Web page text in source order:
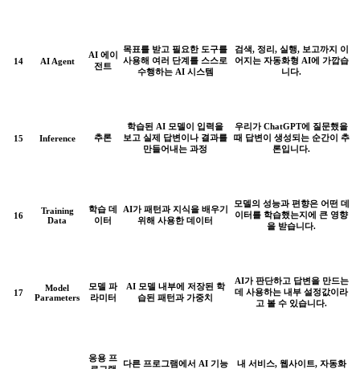
14 AI Agent
AI 에이
전트
목표를 받고 필요한 도구를
사용해 여러 단계를 스스로
수행하는 AI 시스템
검색, 정리, 실행, 보고까지 이
어지는 자동화형 AI에 가깝습
니다.
15 Inference 추론
학습된 AI 모델이 입력을
보고 실제 답변이나 결과를
만들어내는 과정
우리가 ChatGPT에 질문했을
때 답변이 생성되는 순간이 추
론입니다.
16
Training
Data
학습 데
이터
AI가 패턴과 지식을 배우기
위해 사용한 데이터
모델의 성능과 편향은 어떤 데
이터를 학습했는지에 큰 영향
을 받습니다.
17
Model
Parameters
모델 파
라미터
AI 모델 내부에 저장된 학
습된 패턴과 가중치
AI가 판단하고 답변을 만드는
데 사용하는 내부 설정값이라
고 볼 수 있습니다.
응용 프
다른 프로그램에서 AI 기능
내 서비스, 웹사이트, 자동화